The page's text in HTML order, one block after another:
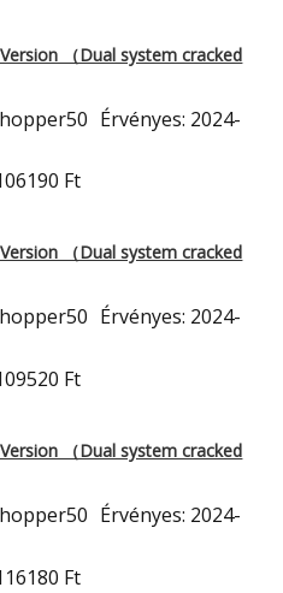
（Dual system cracked
Érvényes: 2024-
Ft
（Dual system cracked
Érvényes: 2024-
Ft
（Dual system cracked
Érvényes: 2024-
Ft